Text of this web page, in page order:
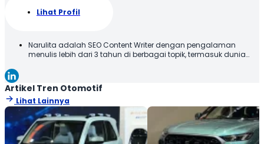
Lihat Profil
Narulita adalah SEO Content Writer dengan pengalaman
menulis lebih dari 3 tahun di berbagai topik, termasuk dunia
kepada para pembaca. Terima kasih telah membaca karya
tulis saya, semoga tulisan ini bisa bermanfaat!
Artikel Tren Otomotif
Lihat Lainnya